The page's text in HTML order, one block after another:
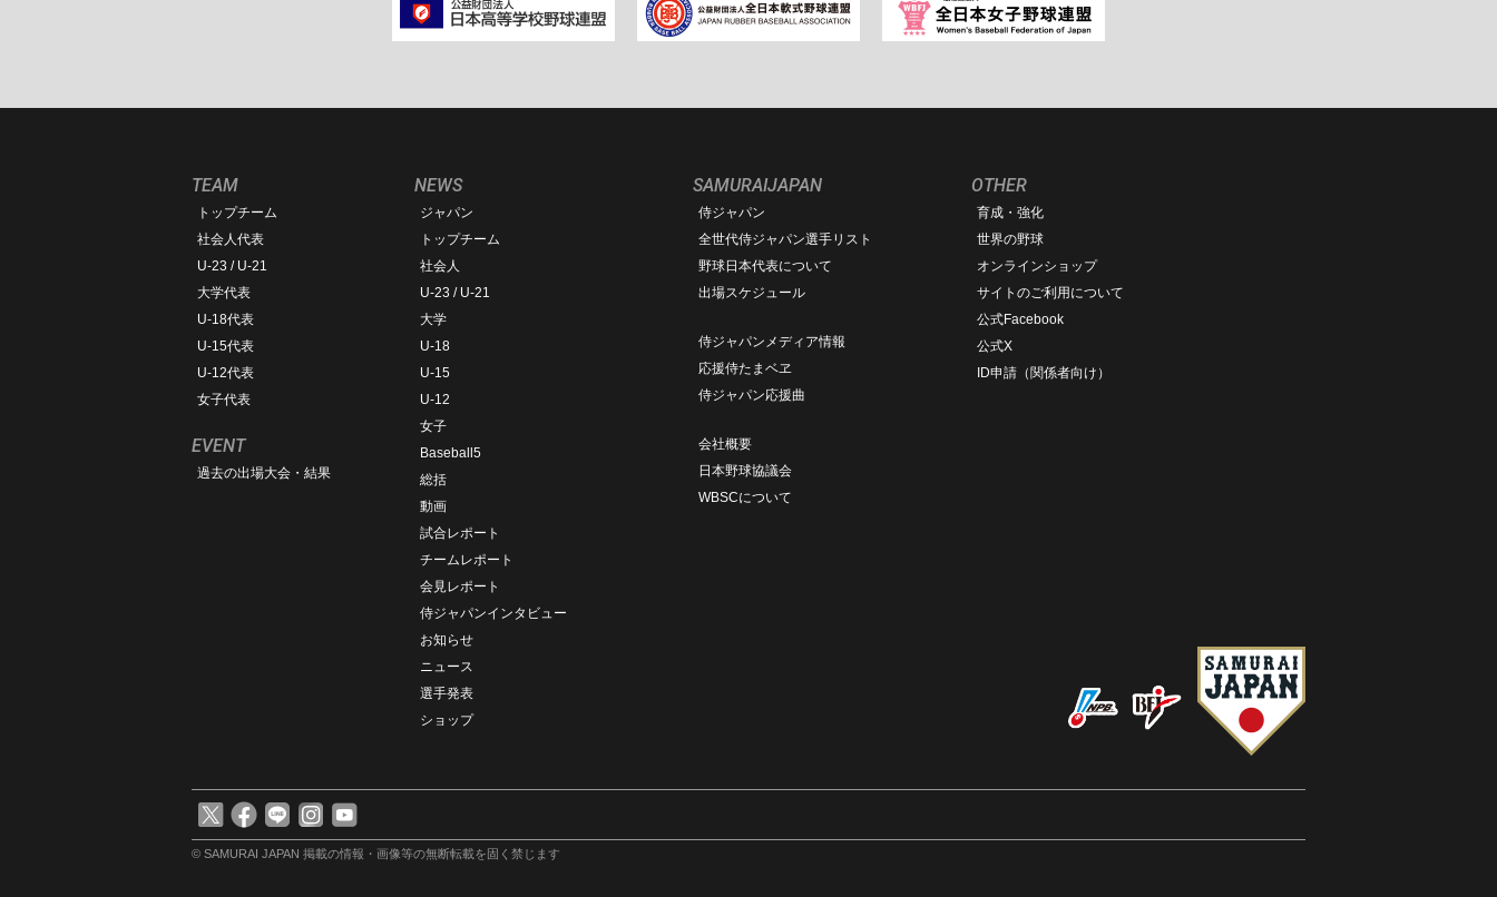
TEAM
トップチーム
社会人代表
U-23 / U-21
大学代表
U-18代表
U-15代表
U-12代表
女子代表
EVENT
過去の出場大会・結果
NEWS
ジャパン
トップチーム
社会人
U-23 / U-21
大学
U-18
U-15
U-12
女子
Baseball5
総括
動画
試合レポート
チームレポート
会見レポート
侍ジャパンインタビュー
お知らせ
ニュース
選手発表
ショップ
SAMURAIJAPAN
侍ジャパン
全世代侍ジャパン選手リスト
野球日本代表について
出場スケジュール
侍ジャパンメディア情報
応援侍たまベヱ
侍ジャパン応援曲
会社概要
日本野球協議会
WBSCについて
OTHER
育成・強化
世界の野球
オンラインショップ
サイトのご利用について
公式Facebook
公式X
ID申請（関係者向け）
© SAMURAI JAPAN 掲載の情報・画像等の無断転載を固く禁じます